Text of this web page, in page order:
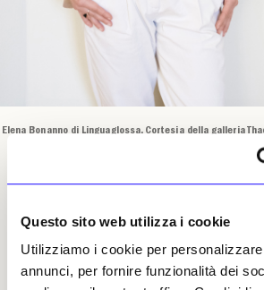
Questo sito web utilizza i cookie
Utilizziamo i cookie per
annunci, per fornire funzionalità dei
Elena Bonanno di Linguaglossa. Cortesia della galleria
Salzburg · Seoul. Foto di Adriano
internazionale di tutto
l’amministratore delegato